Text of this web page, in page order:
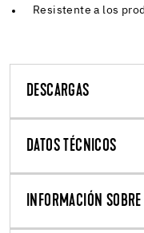
Resistente a los
DESCARGAS
DATOS TÉCNICOS
INFORMACIÓN